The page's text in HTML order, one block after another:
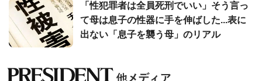
「性犯罪者は全員死刑でいい」そう言っ
て母は息子の性器に手を伸ばした...表に
出ない「息子を襲う母」のリアル